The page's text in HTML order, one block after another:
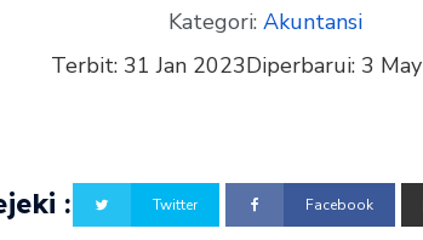
Kategori: Akuntansi
Terbit: 31 Jan 2023Diperbarui: 3
: Twitter Facebook